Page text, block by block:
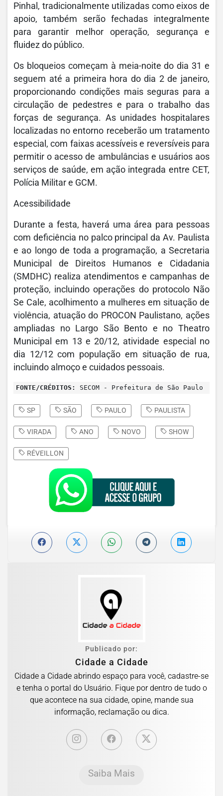
Pinhal, tradicionalmente utilizadas como eixos de
apoio, também serão fechadas integralmente
para garantir melhor operação, segurança e
fluidez do público.
Os bloqueios começam à meia-noite do dia 31 e
seguem até a primeira hora do dia 2 de janeiro,
proporcionando condições mais seguras para a
circulação de pedestres e para o trabalho das
forças de segurança. As unidades hospitalares
localizadas no entorno receberão um tratamento
especial, com faixas acessíveis e reversíveis para
permitir o acesso de ambulâncias e usuários aos
serviços de saúde, em ação integrada entre CET,
Polícia Militar e GCM.
Acessibilidade
Durante a festa, haverá uma área para pessoas
com deficiência no palco principal da Av. Paulista
e ao longo de toda a programação, a Secretaria
Municipal de Direitos Humanos e Cidadania
(SMDHC) realiza atendimentos e campanhas de
proteção, incluindo operações do protocolo Não
Se Cale, acolhimento a mulheres em situação de
violência, atuação do PROCON Paulistano, ações
ampliadas no Largo São Bento e no Theatro
Municipal em 13 e 20/12, atividade especial no
dia 12/12 com população em situação de rua,
incluindo almoço e cuidados pessoais.
FONTE/CRÉDITOS: SECOM - Prefeitura de São Paulo
SP SÃO PAULO PAULISTA
VIRADA ANO NOVO SHOW
RÉVEILLON
Publicado por:
Cidade a Cidade
Cidade a Cidade abrindo espaço para você, cadastre-se
e tenha o portal do Usuário. Fique por dentro de tudo o
que acontece na sua cidade, opine, mande sua
informação, reclamação ou dica.
Saiba Mais